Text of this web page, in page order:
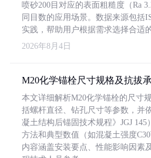
喷砂200目对应的表面粗糙度（Ra
同目数的应用场景。数据来源包括
实践，帮助用户根据需求选择合适
2026年8月4日
M20化学锚栓尺寸规格及抗拔
本文详细解析M20化学锚栓的尺寸
括螺杆直径、钻孔尺寸等参数，并
凝土结构后锚固技术规程》JGJ
方法和典型数值（如混凝土强度C30
内容涵盖安装要点、性能影响因素